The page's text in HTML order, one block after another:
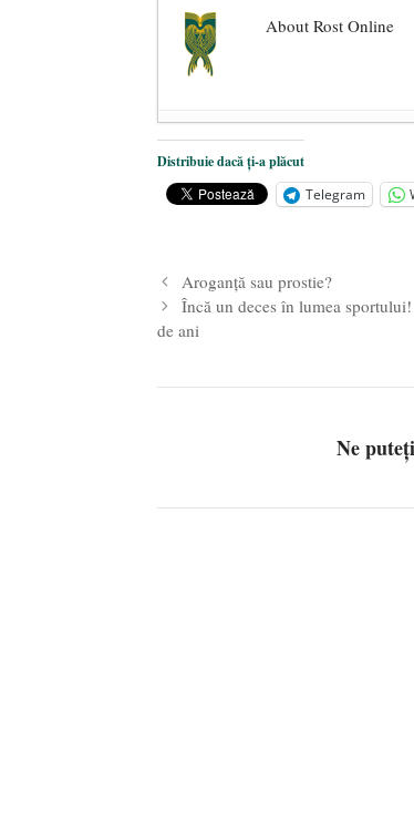
About Rost Online
Dezvăluiri
Statul care servește
Legea Vexler produce
Distribuie dacă ți-a plăcut
Telegram
Aroganță sau prostie?
Încă un deces în lumea
de ani
Ne